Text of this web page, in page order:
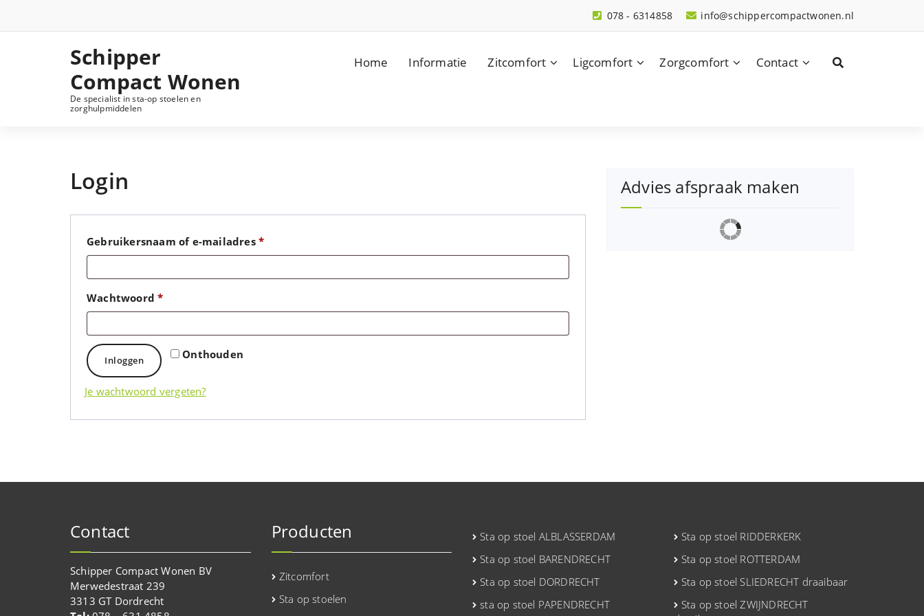
de
info@schippercompactwonen.nl
078 - 6314858
Schipper
Compact Wonen
De specialist in sta-op stoelen en
zorghulpmiddelen
Home Informatie Zitcomfort Ligcomfort Zorgcomfort Contact
Login
Gebruikersnaam of e-mailadres *Vereist
Wachtwoord*Vereist
Onthouden
Inloggen
Je wachtwoord vergeten?
Advies afspraak maken
Contact
Schipper Compact Wonen BV
Merwedestraat 239
3313 GT Dordrecht
Producten
Zitcomfort
Sta op stoelen
Sta op stoel ALBLASSERDAM
Sta op stoel BARENDRECHT
Sta op stoel DORDRECHT
sta op stoel PAPENDRECHT
Sta op stoel RIDDERKERK
Sta op stoel ROTTERDAM
Sta op stoel SLIEDRECHT draaibaar
Sta op stoel ZWIJNDRECHT